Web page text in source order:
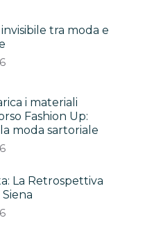
tra moda e
i materiali
Fashion Up:
moda sartoriale
La Retrospettiva